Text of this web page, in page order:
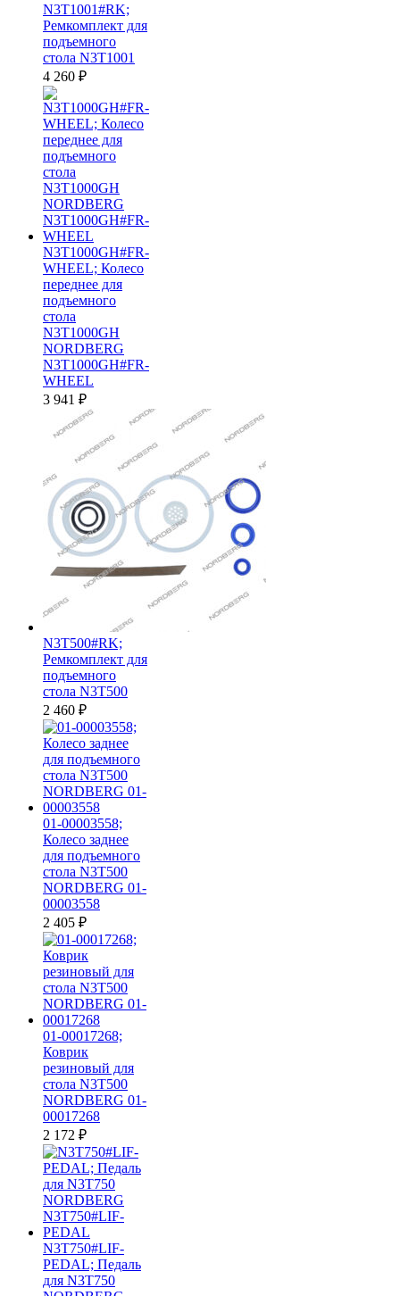
N3T1001#RK;
Ремкомплект для
подъемного
стола N3T1001
4 260 ₽
N3T1000GH#FR-
WHEEL; Колесо
переднее для
подъемного
стола
N3T1000GH
NORDBERG
N3T1000GH#FR-
WHEEL
3 941 ₽
N3T500#RK;
Ремкомплект для
подъемного
стола N3T500
2 460 ₽
01-00003558;
Колесо заднее
для подъемного
стола N3T500
NORDBERG 01-
00003558
2 405 ₽
01-00017268;
Коврик
резиновый для
стола N3T500
NORDBERG 01-
00017268
2 172 ₽
N3T750#LIF-
PEDAL; Педаль
для N3T750